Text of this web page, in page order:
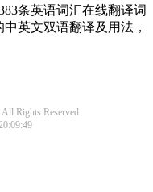
条英语词汇在线翻译词
英文双语翻译及用法，
Rights Reserved